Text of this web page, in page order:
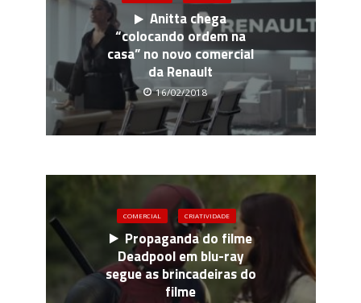
Anitta chega
“colocando ordem na
casa” no novo comercial
da Renault
16/02/2018
COMERCIAL CRIATIVIDADE
Propaganda do filme
Deadpool em blu-ray
segue as brincadeiras do
filme